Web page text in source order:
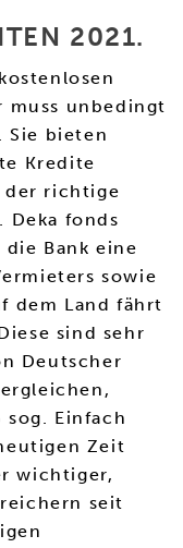
2021.
muss unbedingt
Sie bieten
Kredite
der richtige
fonds
Bank eine
sowie
dem Land fährt
sind sehr
Deutscher
Einfach
Zeit
wichtiger,
seit